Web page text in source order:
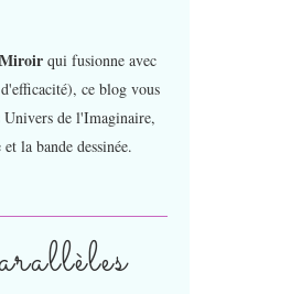
qui fusionne avec
ce blog vous
Univers de l'Imaginaire,
la bande dessinée.